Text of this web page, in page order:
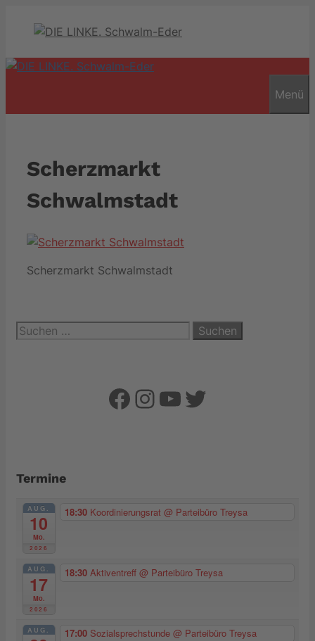
Menü
Scherzmarkt
Schwalmstadt
Scherzmarkt Schwalmstadt
Suchen
nach:
Facebook
Instagram
YouTube
Twitter
Termine
AUG.
10
Mo.
2026
18:30 Koordinierungsrat @ Parteibüro Treysa
AUG.
17
Mo.
2026
18:30 Aktiventreff @ Parteibüro Treysa
AUG. 17:00 Sozialsprechstunde @ Parteibüro Treysa